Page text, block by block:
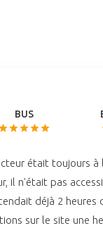
BUS
était toujours à
il n'était pas
déjà 2 heures
sur le site une